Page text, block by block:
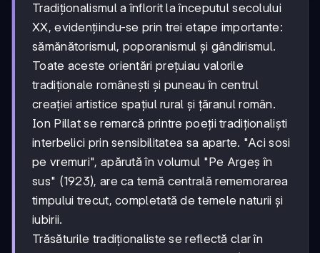
Tradiţionalismul a înflorit la începutul secolului
XX, evidențiindu-se prin trei etape importante:
sămănătorismul, poporanismul și gândirismul.
Toate aceste orientări prețuiau valorile
tradiționale românești și puneau în centrul
creației artistice spațiul rural și țăranul român.
Ion Pillat se remarcă printre poeții tradiționaliști
interbelici prin sensibilitatea sa aparte. "Aci sosi
pe vremuri", apărută în volumul "Pe Argeş în
sus" (1923), are ca temă centrală rememorarea
timpului trecut, completată de temele naturii și
iubirii.
Trăsăturile tradiționaliste se reflectă clar în